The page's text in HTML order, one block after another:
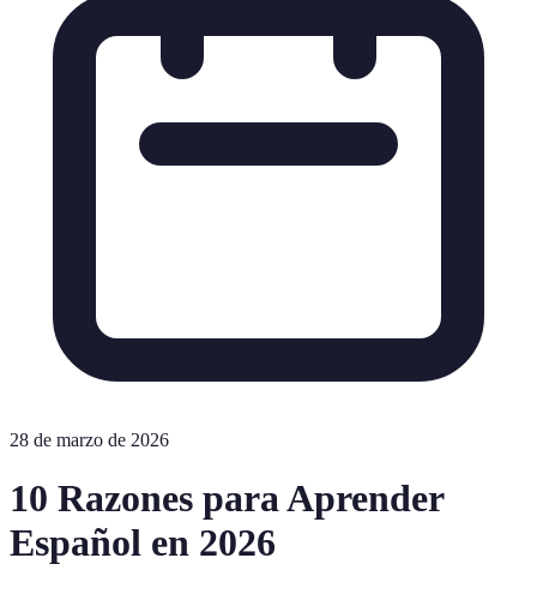
28 de marzo de 2026
10 Razones para Aprender
Español en 2026